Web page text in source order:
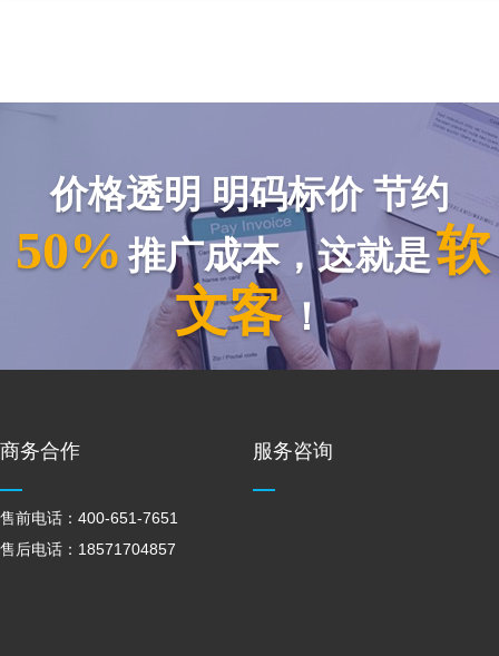
价格透明 明码标价 节约
50% 推广成本，这就是软
文客！
商务合作
售前电话：400-651-7651
售后电话：18571704857
服务咨询